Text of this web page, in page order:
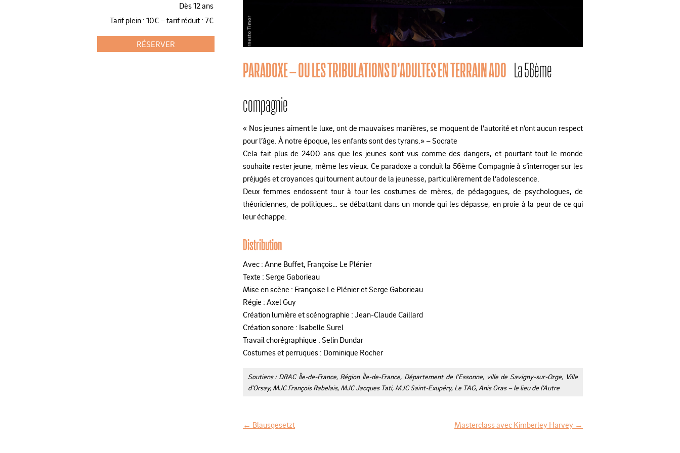
Dès 12 ans
Tarif plein : 10€ – tarif réduit : 7€
RÉSERVER
PARADOXE – OU LES TRIBULATIONS D’ADULTES EN TERRAIN ADO La 56ème
compagnie
« Nos jeunes aiment le luxe, ont de mauvaises manières, se moquent de l’autorité et n’ont aucun respect
pour l’âge. À notre époque, les enfants sont des tyrans.» – Socrate
Cela fait plus de 2400 ans que les jeunes sont vus comme des dangers, et pourtant tout le monde
souhaite rester jeune, même les vieux. Ce paradoxe a conduit la 56ème Compagnie à s’interroger sur les
préjugés et croyances qui tournent autour de la jeunesse, particulièrement de l’adolescence.
Deux femmes endossent tour à tour les costumes de mères, de pédagogues, de psychologues, de
théoriciennes, de politiques… se débattant dans un monde qui les dépasse, en proie à la peur de ce qui
leur échappe.
Distribution
Avec : Anne Buffet, Françoise Le Plénier
Texte : Serge Gaborieau
Mise en scène : Françoise Le Plénier et Serge Gaborieau
Régie : Axel Guy
Création lumière et scénographie : Jean-Claude Caillard
Création sonore : Isabelle Surel
Travail chorégraphique : Selin Dündar
Costumes et perruques : Dominique Rocher
Soutiens : DRAC Île-de-France, Région Île-de-France, Département de l’Essonne, ville de Savigny-sur-Orge, Ville
d’Orsay, MJC François Rabelais, MJC Jacques Tati, MJC Saint-Exupéry, Le TAG, Anis Gras – le lieu de l’Autre
← Blausgesetzt Masterclass avec Kimberley Harvey →